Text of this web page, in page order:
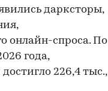
дарксторы,
онлайн-спроса. По
года,
226,4 тыс.,